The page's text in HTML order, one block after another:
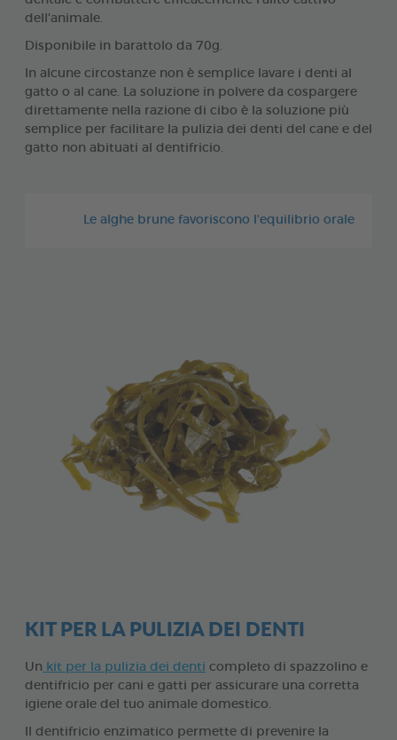
dell'animale.
Disponibile in barattolo da 70g.
In alcune circostanze non è semplice lavare i denti al
gatto o al cane. La soluzione in polvere da cospargere
direttamente nella razione di cibo è la soluzione più
semplice per facilitare la pulizia dei denti del cane e del
gatto non abituati al dentifricio.
Le alghe brune favoriscono l'equilibrio orale
KIT PER LA PULIZIA DEI DENTI
Un kit per la pulizia dei denti completo di spazzolino e
dentifricio per cani e gatti per assicurare una corretta
igiene orale del tuo animale domestico.
Il dentifricio enzimatico permette di prevenire la